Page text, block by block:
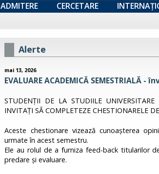
ADMITERE CERCETARE
Alerte
mai 13, 2026
EVALUARE ACADEMICĂ SEMESTRIALĂ
STUDENȚII DE LA STUDIILE
INVITAȚI SĂ COMPLETEZE CHESTIONARELE
Aceste chestionare vizează cunoașterea
urmate în acest semestru.
Ele au rolul de a furniza feed-back titularilor
predare și evaluare.